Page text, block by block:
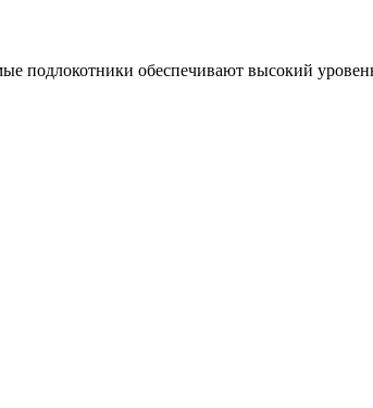
обеспечивают высокий